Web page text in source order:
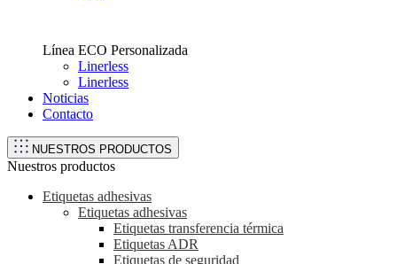
Línea ECO Personalizada
Linerless
Linerless
Noticias
Contacto
NUESTROS PRODUCTOS
Nuestros productos
Etiquetas adhesivas
Etiquetas adhesivas
Etiquetas transferencia térmica
Etiquetas ADR
Etiquetas de seguridad